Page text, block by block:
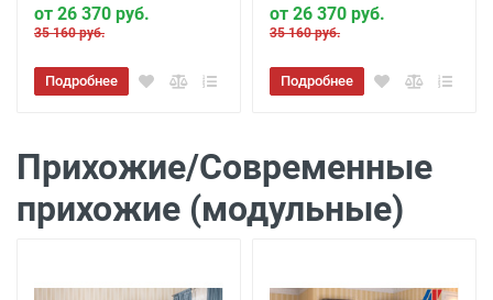
от 26 370 руб.
35 160 руб.
Подробнее
от 26 370 руб.
35 160 руб.
Подробнее
Прихожие/Современные
прихожие (модульные)